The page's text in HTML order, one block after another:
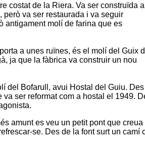
costat de la Riera. Va ser construïda a
va ser restaurada i va seguir
antigament molí de farina que es
a unes ruïnes, és el molí del Guix
, ja que la fàbrica va construir un nou
del Bofarull , avui Hostal del Guiu.
ser reformat com a hostal el 1949.
amunt es veu un petit pont que creua
se. Des de la font surt un camí